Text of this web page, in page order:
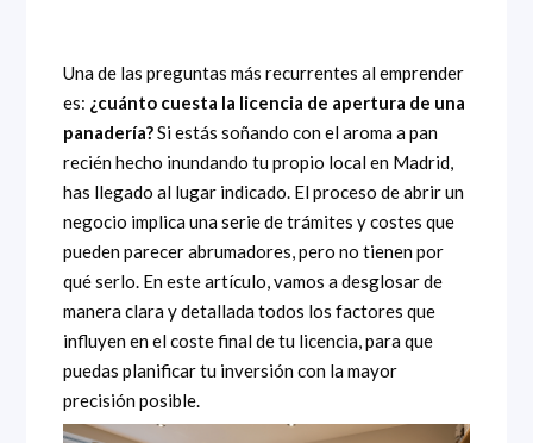
Una de las preguntas más recurrentes al emprender
es: ¿cuánto cuesta la licencia de apertura de una
panadería?Si estás soñando con el aroma a pan
recién hecho inundando tu propio local en Madrid,
has llegado al lugar indicado. El proceso de abrir un
negocio implica una serie de trámites y costes que
pueden parecer abrumadores, pero no tienen por
qué serlo. En este artículo, vamos a desglosar de
manera clara y detallada todos los factores que
influyen en el coste final de tu licencia, para que
puedas planificar tu inversión con la mayor
precisión posible.